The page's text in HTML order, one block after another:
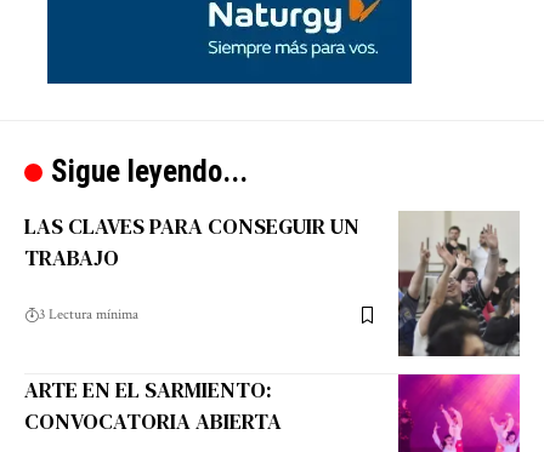
Sigue leyendo...
LAS CLAVES PARA CONSEGUIR UN
TRABAJO
3 Lectura mínima
ARTE EN EL SARMIENTO:
CONVOCATORIA ABIERTA